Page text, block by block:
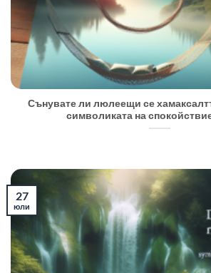
Сънувате ли люлеещи се
символиката на
27
юли